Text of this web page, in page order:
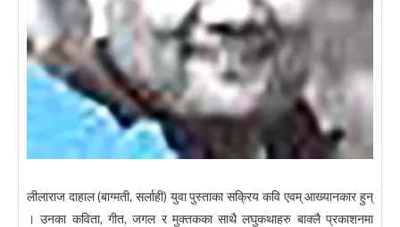
लीलाराज दाहाल (बाग्मती, सर्लाही) युवा पुस्ताका सक्रिय कवि एवम् आख्यानकार हुन्
। उनका कविता, गीत, जगल र मुक्तकका साथै लघुकथाहरु बाक्लै प्रकाशनमा